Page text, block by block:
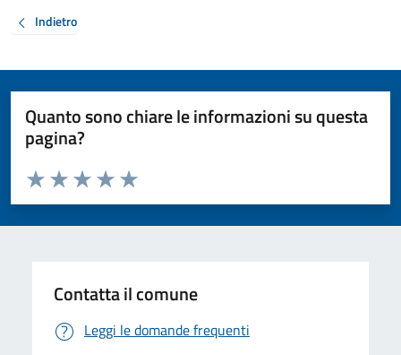
Indietro
Quanto sono chiare le informazioni su questa
pagina?
Valuta da 1 a 5 stelle la pagina
Valuta 5 stelle su 5
Valuta 4 stelle su 5
Valuta 3 stelle su 5
Valuta 2 stelle su 5
Valuta 1 stelle su 5
Contatta il comune
Leggi le domande frequenti